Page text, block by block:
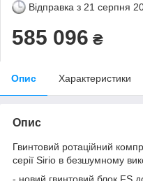
Відправка з 21 серпня
585 096 ₴
Опис Характеристики
Опис
Гвинтовий ротаційний
серії Sirio в безшумному
- новий гвинтовий блок FS